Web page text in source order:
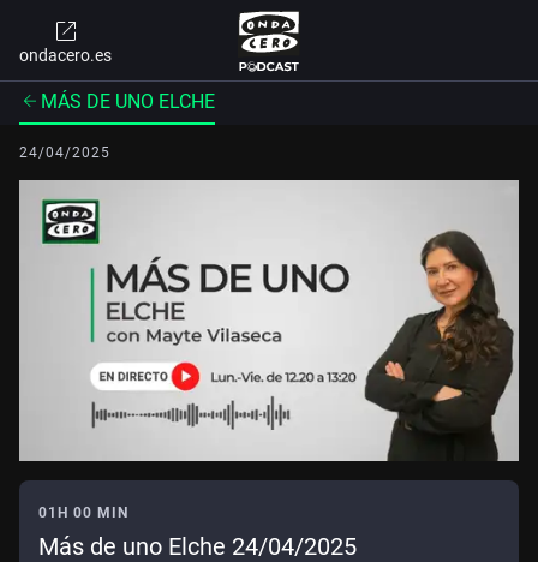
ondacero.es
MÁS DE UNO ELCHE
24/04/2025
01H 00 MIN
Más de uno Elche 24/04/2025